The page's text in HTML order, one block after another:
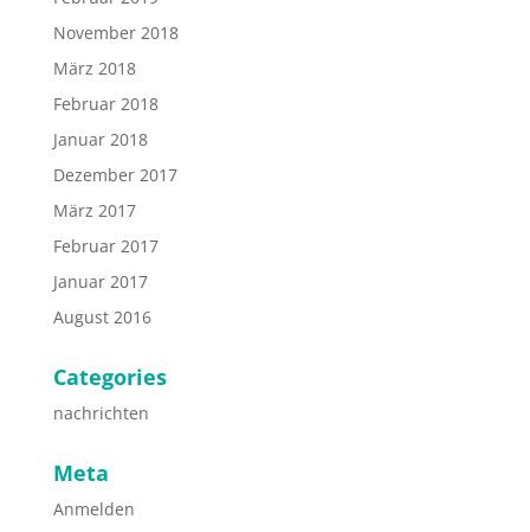
November 2018
März 2018
Februar 2018
Januar 2018
Dezember 2017
März 2017
Februar 2017
Januar 2017
August 2016
Categories
nachrichten
Meta
Anmelden